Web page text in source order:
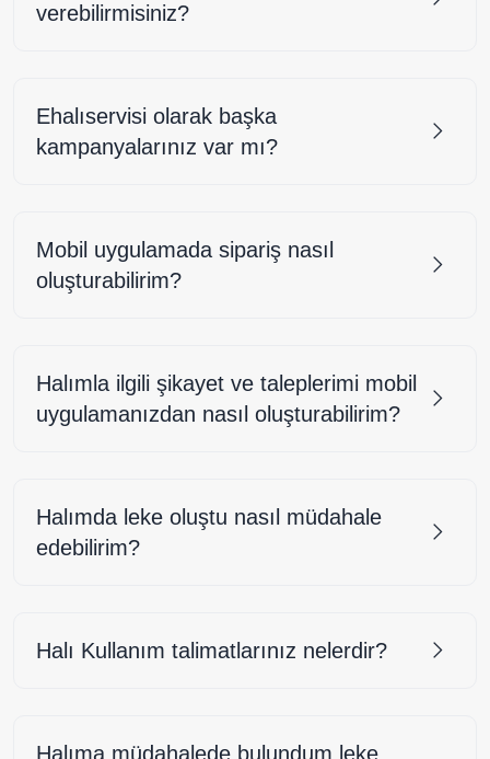
verebilirmisiniz?
Ehalıservisi olarak başka
kampanyalarınız var mı?
Mobil uygulamada sipariş nasıl
oluşturabilirim?
Halımla ilgili şikayet ve taleplerimi mobil
uygulamanızdan nasıl oluşturabilirim?
Halımda leke oluştu nasıl müdahale
edebilirim?
Halı Kullanım talimatlarınız nelerdir?
Halıma müdahalede bulundum leke